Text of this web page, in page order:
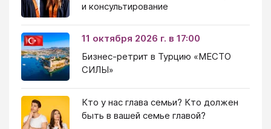
и консультирование
11 октября 2026 г. в 17:00
Бизнес-ретрит в Турцию «МЕСТО
СИЛЫ»
Кто у нас глава семьи? Кто должен
быть в вашей семье главой?